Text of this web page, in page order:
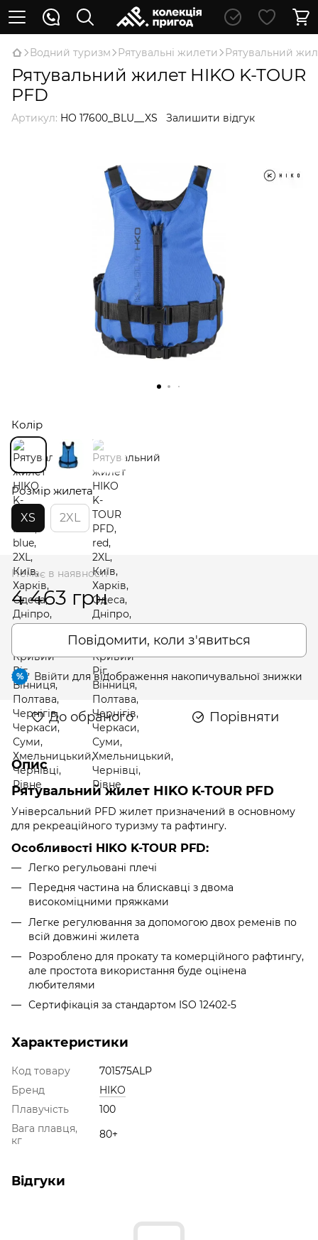
Водний туризм Рятувальні жилети Рятувальний
Рятувальний жилет HIKO K-TOUR
PFD
Артикул: HO 17600_BLU__XS Залишити відгук
Колір
Розмір жилета
XS
2XL
Немає в наявності
4 463 грн
Повідомити, коли з'явиться
% Ввійти для відображення накопичувальної знижки
До обраного Порівняти
Опис
Рятувальний жилет HIKO K-TOUR PFD
Універсальний PFD жилет призначений в основному
для рекреаційного туризму та рафтингу.
Особливості HIKO K-TOUR PFD:
Легко регульовані плечі
Передня частина на блискавці з двома
високоміцними пряжками
Легке регулювання за допомогою двох ременів по
всій довжині жилета
Розроблено для прокату та комерційного рафтингу,
але простота використання буде оцінена
любителями
Сертифікація за стандартом ISO 12402-5
Характеристики
Код товару
701575ALP
Бренд
HIKO
Плавучість
100
Вага плавця,
кг
80+
Відгуки